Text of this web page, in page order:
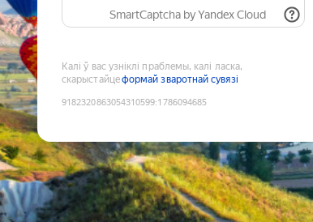
SmartCaptcha by Yandex Cloud
Калі ў вас узніклі праблемы, калі ласка,
скарыстайцеформай зваротнай сувязі
9182320863054310599:1786094685